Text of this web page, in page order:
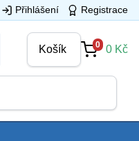
Přihlášení Registrace
Košík 0 0 Kč